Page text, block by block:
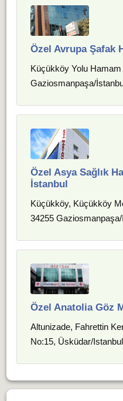
Özel Avrupa Şafak
Küçükköy Yolu
Gaziosmanpaşa/
Özel Asya Sağlık
İstanbul
Küçükköy, Küçükköy
34255
Özel Anatolia Göz
Altunizade, Fahrettin
No:15, Üsküdar/Istanbul